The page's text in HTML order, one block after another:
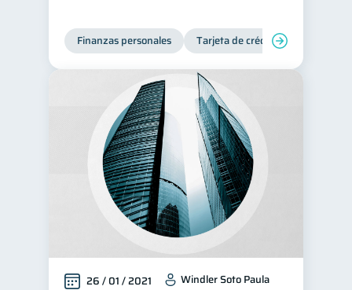
Finanzas personales Tarjeta de crédito
26 / 01 / 2021 Windler Soto Paula